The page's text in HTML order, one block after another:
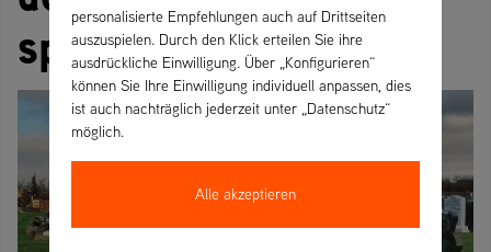
spezifiziert hat
personalisierte Empfehlungen auch auf Drittseiten
auszuspielen. Durch den Klick erteilen Sie ihre
ausdrückliche Einwilligung. Über „Konfigurieren“
können Sie Ihre Einwilligung individuell anpassen, dies
ist auch nachträglich jederzeit unter „Datenschutz“
möglich.
Alle akzeptieren